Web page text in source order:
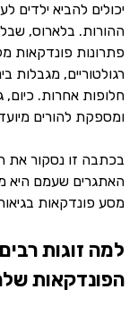
יכולים להביא ילדים
ההורות. בלארוס,
פתרונות פונדקאות
רגולטוריים, מגבלות
חלופות אחרות. כיום,
ומספקת להורים
בכתבה זו נסקור את
האתגרים שעמם היא
מסע פונדקאות
למה זוגות
הפונדקאות